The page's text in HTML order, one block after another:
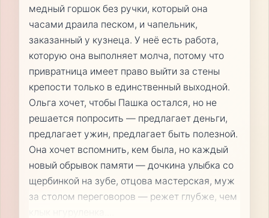
медный горшок без ручки, который она
часами драила песком, и чапельник,
заказанный у кузнеца. У неё есть работа,
которую она выполняет молча, потому что
привратница имеет право выйти за стены
крепости только в единственный выходной.
Ольга хочет, чтобы Пашка остался, но не
решается попросить — предлагает деньги,
предлагает ужин, предлагает быть полезной.
Она хочет вспомнить, кем была, но каждый
новый обрывок памяти — дочкина улыбка со
щербинкой на зубе, отцова мастерская, муж
за столом переговоров — режет глубже, чем